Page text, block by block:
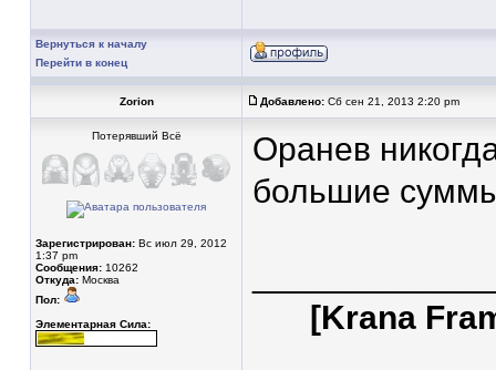
Вернуться к началу
Перейти в конец
Zorion Добавлено: Сб сен 21, 2013 2:20 pm
Потерявший Всё
Зарегистрирован: Вс июл 29, 2012
1:37 pm
Сообщения: 10262
Откуда: Москва
Пол:
Элементарная Сила:
Оранев
большие
[Krana